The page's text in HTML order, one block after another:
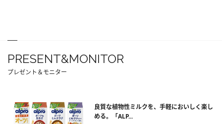
PRESENT&MONITOR
プレゼント＆モニター
良質な植物性ミルクを、手軽においしく楽し
める。「ALP...